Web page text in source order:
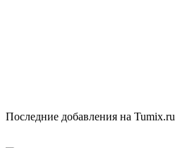
Последние добавления на Tumix.ru